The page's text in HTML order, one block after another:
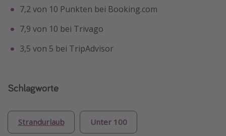
7,2 von 10 Punkten bei Booking.com
7,9 von 10 bei Trivago
3,5 von 5 bei TripAdvisor
Schlagworte
Strandurlaub Unter 100